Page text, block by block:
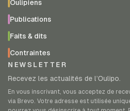
Oulipiens
Publications
Faits & dits
Contraintes
NEWSLETTER
Recevez les actualités de l’Oulipo.
En vous inscrivant, vous acceptez de
via Brevo. Votre adresse est utilisée